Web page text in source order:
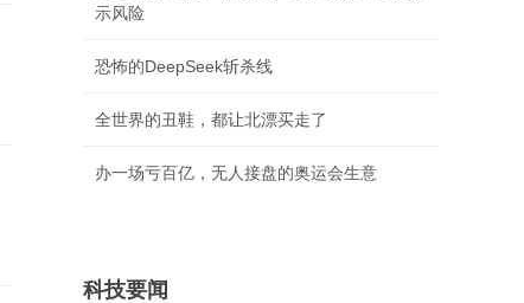
示风险
恐怖的DeepSeek斩杀线
全世界的丑鞋，都让北漂买走了
办一场亏百亿，无人接盘的奥运会生意
科技要闻